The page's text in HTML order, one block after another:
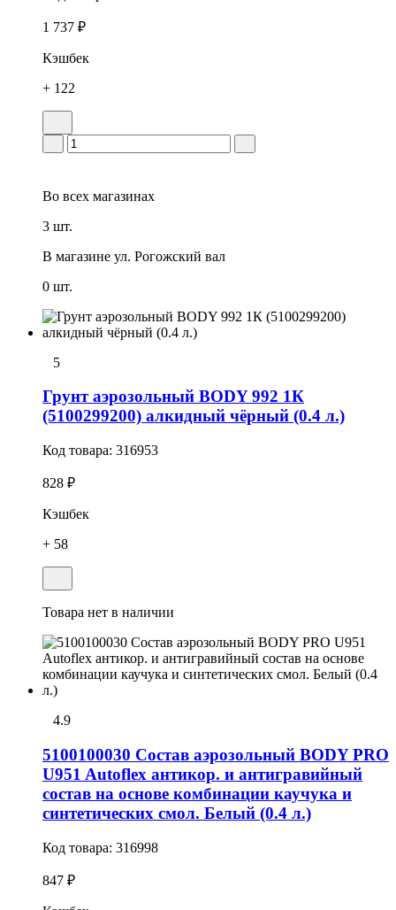
1 737 ₽
Кэшбек
+ 122
Во всех магазинах
3 шт.
В магазине ул. Рогожский вал
0 шт.
5
Грунт аэрозольный BODY 992 1К
(5100299200) алкидный чёрный (0.4 л.)
Код товара: 316953
828 ₽
Кэшбек
+ 58
Товара нет в наличии
4.9
5100100030 Состав аэрозольный BODY PRO
U951 Autoflex антикор. и антигравийный
состав на основе комбинации каучука и
синтетических смол. Белый (0.4 л.)
Код товара: 316998
847 ₽